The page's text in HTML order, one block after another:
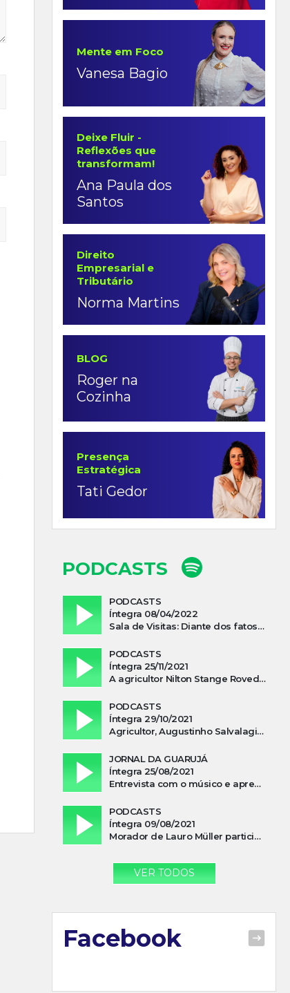
Mente em Foco
Vanesa Bagio
Deixe Fluir -
Reflexões que
transformam!
Ana Paula dos
Santos
Direito
Empresarial e
Tributário
Norma Martins
BLOG
Roger na
Cozinha
Presença
Estratégica
Tati Gedor
PODCASTS
PODCASTS
Íntegra 08/04/2022
Sala de Visitas: Diante dos fatos que influenciam a economia o que podemos esperar de 2022
PODCASTS
Íntegra 25/11/2021
A agricultor Nilton Stange Roveda, afirma ter recebido ajuda espiritual durante acidente
PODCASTS
Íntegra 29/10/2021
Agricultor, Augustinho Salvalagio, relata sobre aparição do Cavaleiro Negro no Rio das Furnas
JORNAL DA GUARUJÁ
Íntegra 25/08/2021
Entrevista com o músico e apresentador, Lismael Ferrareis, no Cidade e Campo
PODCASTS
Íntegra 09/08/2021
Morador de Lauro Müller participa de motociata em apoio a Bolsonaro
VER TODOS
Facebook